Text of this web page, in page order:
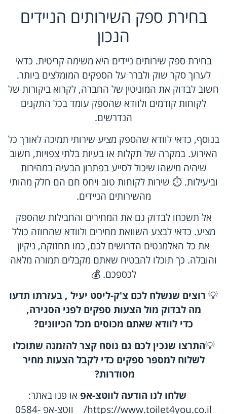
בחירת ספק השירותים הניידים
הנכון
בחירת ספק שירותים ניידים היא משימה קריטית. כדאי
לערוך סקר שוק ולברר על הספקים המומלצים ביותר.
חשוב לבדוק את המוניטין של החברה, לקרוא ביקורות של
לקוחות קודמים ולוודא שהספק עומד בכל התקנים
הנדרשים.
בנוסף, כדאי לוודא שהספק מציע שירותי תמיכה לאורך כל
האירוע. במקרה של תקלות או בעיות בלתי צפויות, חשוב
שיהיה מישהו שיכול לסייע בפתרון הבעיה במהירות
וביעילות. ⏱️ שירות לקוחות טוב ויחס חם הם חלק מהותי
מהשירותים הניידים.
אל תשכחו לבדוק גם את המחירים והחבילות שהספק
מציע. כדאי לבצע השוואת מחירים ולוודא שהחוזה כולל
את כל האלמנטים הדרושים לכם, כמו תחזוקה, ניקיון
והובלה. כך תוכלו להבטיח שאתם מקבלים תמורה מלאה
לכספכם. 💰
💡 רוצים שנשלח לכם צ'ק-ליסט יעיל , בעזרתו תדעו
מה לבדוק מול הצעות ספקים לפני הסגירה,
כדי לוודא שאתם מכוסים מכל הכיוונים?
💡התרצו שנכין לכם גם נוסח קצר להזמנה שתוכלו
לשלוח למספר ספקים כדי לקבל הצעות מחיר
מסודרות?
שלחו לנו הודעה לווטצ-אפ או פנו באתר:
https://www.toilet4you.co.il/
ווטצ-אפ 0584-